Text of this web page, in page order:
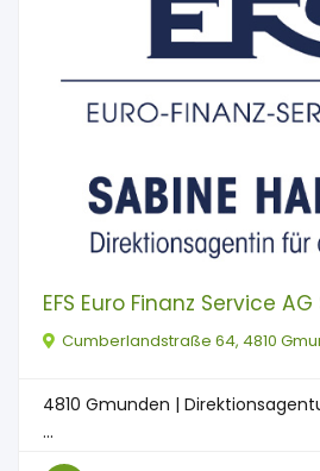
EFS Euro Finanz Service
Cumberlandstraße 64, 4810
4810 Gmunden |
...